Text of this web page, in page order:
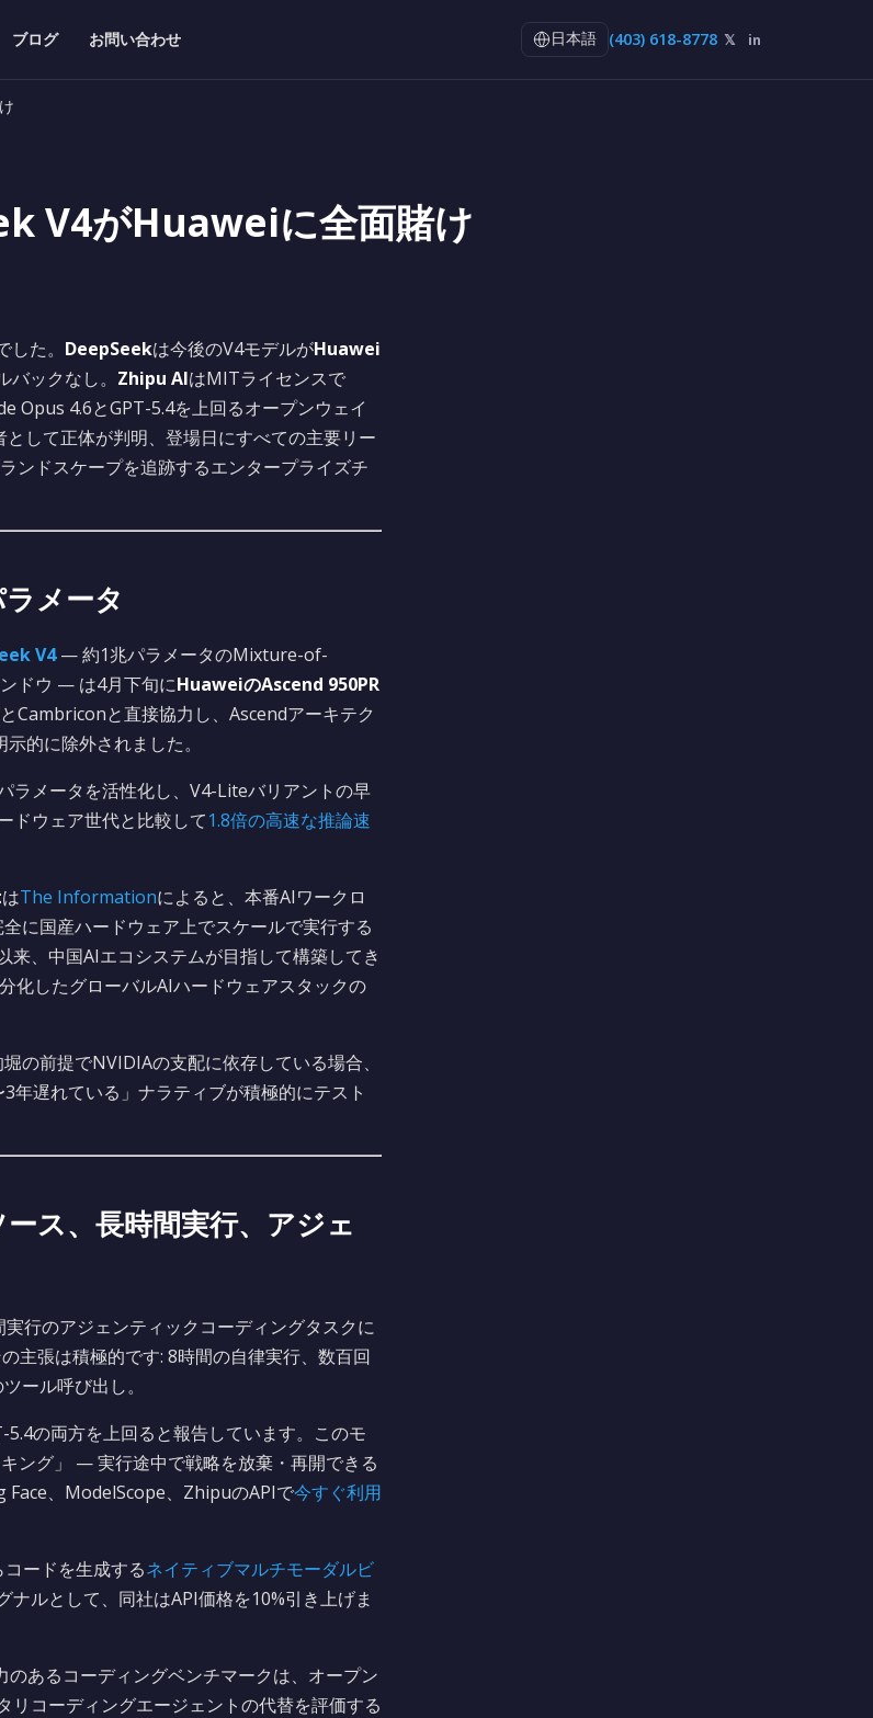
ブログ お問い合わせ 日本語 (403) 618-8778 𝕏 in
V4がHuaweiに全面賭け
た。 DeepSeekは今後のV4モデルがHuawei
ックなし。 Zhipu AIはMITライセンスで
Opus 4.6とGPT-5.4を上回るオープンウェイ
として正体が判明、登場日にすべての主要リー
ンドスケープを追跡するエンタープライズチ
メータ
V4— 約1兆パラメータのMixture-of-
ドウ — は4月下旬にHuaweiのAscend 950PR
Cambriconと直接協力し、Ascendアーキテク
的に除外されました。
ラメータを活性化し、V4-Liteバリアントの早
ドウェア世代と比較して1.8倍の高速な推論速
はThe Informationによると、本番AIワークロ
に国産ハードウェア上でスケールで実行する
、中国AIエコシステムが目指して構築してき
化したグローバルAIハードウェアスタックの
の前提でNVIDIAの支配に依存している場合、
年遅れている」ナラティブが積極的にテスト
ス、長時間実行、アジェ
行のアジェンティックコーディングタスクに
主張は積極的です: 8時間の自律実行、数百回
ール呼び出し。
の両方を上回ると報告しています。このモ
ング」 — 実行途中で戦略を放棄・再開できる
、ModelScope、ZhipuのAPIで今すぐ利用
ードを生成するネイティブマルチモーダルビ
ルとして、同社はAPI価格を10%引き上げま
あるコーディングベンチマークは、オープン
コーディングエージェントの代替を評価する